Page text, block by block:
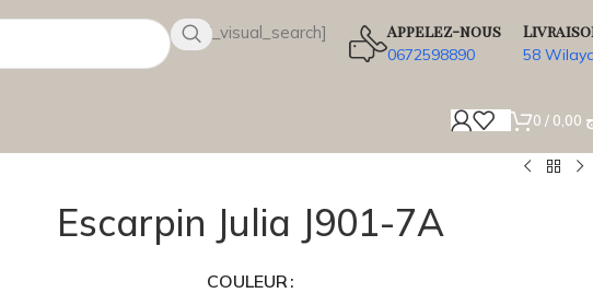
[wsbi_visual_search] Appelez-nous
0672598890 58
0 /
Escarpin Julia J901-7A
COULEUR